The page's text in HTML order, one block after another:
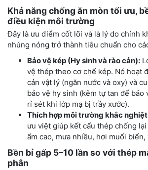
Khả năng chống ăn mòn tối ưu,
điều kiện môi trường
Đây là ưu điểm cốt lõi và là lý do chính
nhúng nóng trở thành tiêu chuẩn cho
Bảo vệ kép (Hy sinh và rào cản):
vệ thép theo cơ chế kép. Nó hoạt
cản vật lý (ngăn nước và oxy) và
bảo vệ hy sinh (kẽm tự tan để bảo
rỉ sét khi lớp mạ bị trầy xước).
Thích hợp môi trường khắc
ưu việt giúp kết cấu thép chống
ẩm cao, mưa nhiều, hơi muối biển,
Bền bỉ gấp 5–10 lần so với thép
phân